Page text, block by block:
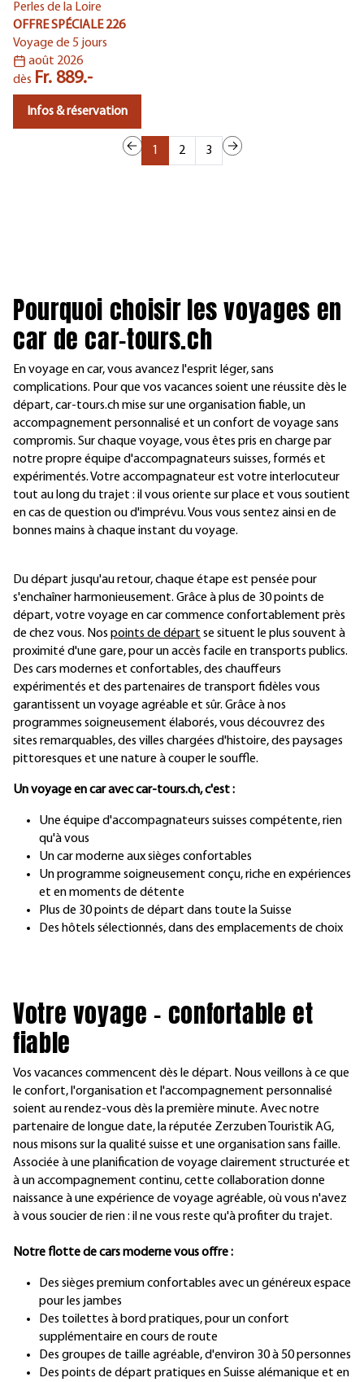
Perles de la Loire
OFFRE SPÉCIALE 226
Voyage de 5 jours
août 2026
dès Fr. 889.-
Infos & réservation
1 2 3
Pourquoi choisir les voyages en
car de car-tours.ch
En voyage en car, vous avancez l'esprit léger, sans
complications. Pour que vos vacances soient une réussite dès le
départ, car-tours.ch mise sur une organisation fiable, un
accompagnement personnalisé et un confort de voyage sans
compromis. Sur chaque voyage, vous êtes pris en charge par
notre propre équipe d'accompagnateurs suisses, formés et
expérimentés. Votre accompagnateur est votre interlocuteur
tout au long du trajet : il vous oriente sur place et vous soutient
en cas de question ou d'imprévu. Vous vous sentez ainsi en de
bonnes mains à chaque instant du voyage.
Du départ jusqu'au retour, chaque étape est pensée pour
s'enchaîner harmonieusement. Grâce à plus de 30 points de
départ, votre voyage en car commence confortablement près
de chez vous. Nos points de départ se situent le plus souvent à
proximité d'une gare, pour un accès facile en transports publics.
Des cars modernes et confortables, des chauffeurs
expérimentés et des partenaires de transport fidèles vous
garantissent un voyage agréable et sûr. Grâce à nos
programmes soigneusement élaborés, vous découvrez des
sites remarquables, des villes chargées d'histoire, des paysages
pittoresques et une nature à couper le souffle.
Un voyage en car avec car-tours.ch, c'est :
Une équipe d'accompagnateurs suisses compétente, rien
qu'à vous
Un car moderne aux sièges confortables
Un programme soigneusement conçu, riche en expériences
et en moments de détente
Plus de 30 points de départ dans toute la Suisse
Des hôtels sélectionnés, dans des emplacements de choix
Votre voyage – confortable et
fiable
Vos vacances commencent dès le départ. Nous veillons à ce que
le confort, l'organisation et l'accompagnement personnalisé
soient au rendez-vous dès la première minute. Avec notre
partenaire de longue date, la réputée Zerzuben Touristik AG,
nous misons sur la qualité suisse et une organisation sans faille.
Associée à une planification de voyage clairement structurée et
à un accompagnement continu, cette collaboration donne
naissance à une expérience de voyage agréable, où vous n'avez
à vous soucier de rien : il ne vous reste qu'à profiter du trajet.
Notre flotte de cars moderne vous offre :
Des sièges premium confortables avec un généreux espace
pour les jambes
Des toilettes à bord pratiques, pour un confort
supplémentaire en cours de route
Des groupes de taille agréable, d'environ 30 à 50 personnes
Des points de départ pratiques en Suisse alémanique et en